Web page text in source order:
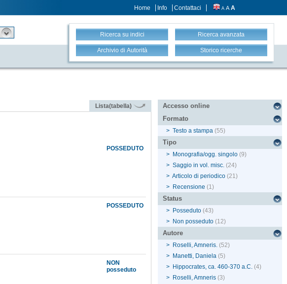
Home Info Contattaci A A A
Ricerca su indici Ricerca avanzata
Archivio di Autorità Storico ricerche
Lista(tabella)
POSSEDUTO
POSSEDUTO
NON
posseduto
Accesso online
Formato
> Testo a stampa (55)
Tipo
> Monografia/ogg. singolo (9)
> Saggio in vol. misc. (24)
> Articolo di periodico (21)
> Recensione (1)
Status
> Posseduto (43)
> Non posseduto (12)
Autore
> Roselli, Amneris. (52)
> Manetti, Daniela (5)
> Hippocrates, ca. 460-370 a.C. (4)
> Roselli, Amneris (3)